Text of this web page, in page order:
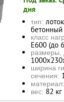
дня
тип:
бетонный
класс
Е600 (до
ширина
сечения:
материал:
вес: 82 кг